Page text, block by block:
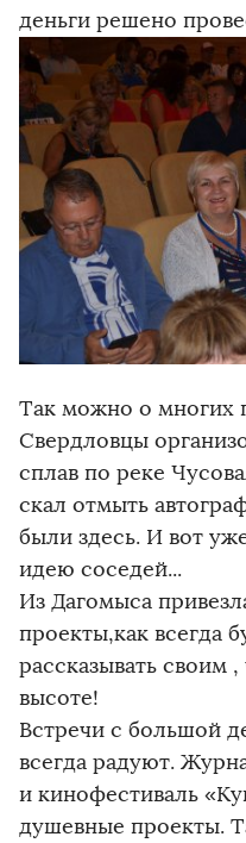
деньги решено
Так можно о многих
Свердловцы
сплав по реке
скал отмыть
были здесь. И вот
идею соседей...
Из Дагомыса
проекты,как всегда
рассказывать своим
высоте!
Встречи с большой
всегда радуют.
и кинофестиваль
душевные проекты.